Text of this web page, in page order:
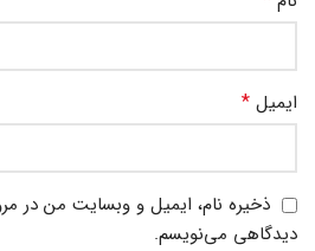
ایمیل *
ذخیره نام، ایمیل و وبسایت من در
دیدگاهی می‌نویسم.